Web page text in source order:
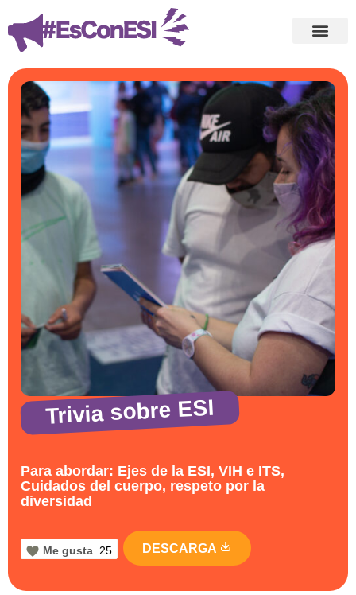
Trivia sobre ESI
Para abordar: Ejes de la ESI, VIH e ITS,
Cuidados del cuerpo, respeto por la
diversidad
Me gusta 25 DESCARGA